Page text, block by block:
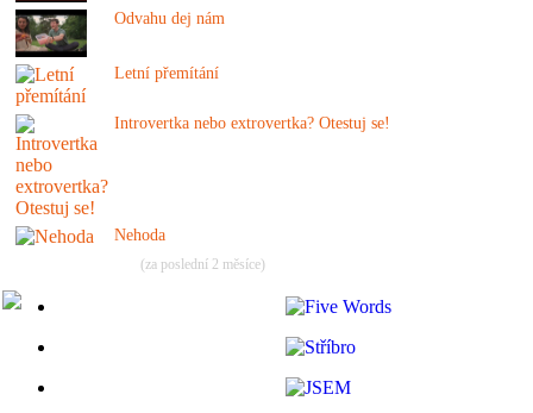
Odvahu dej nám
Letní přemítání
Introvertka nebo extrovertka? Otestuj se!
Nehoda
(za poslední 2 měsíce)